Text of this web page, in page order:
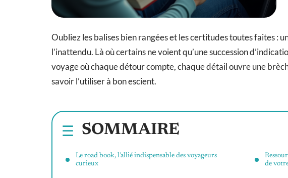
Oubliez les balises bien rangées et les certitudes toutes faites :
l’inattendu. Là où certains ne voient qu’une succession
voyage où chaque détour compte, chaque détail ouvre une
savoir l’utiliser à bon escient.
SOMMAIRE
Le road book, l’allié indispensable des voyageurs
curieux
de